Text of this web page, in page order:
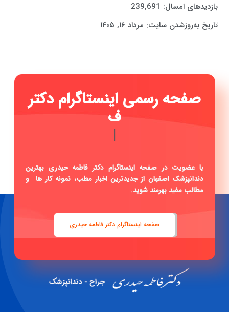
بازدیدهای امسال: 239,691
تاریخ به‌روزشدن سایت: مرداد ۱۶, ۱۴۰۵
|
با عضویت در صفحه اینستاگرام دکتر فاطمه حیدری بهترین
دندانپزشک اصفهان از جدیدترین اخبار مطب، نمونه کار ها و
صفحه اینستاگرام دکتر فاطمه حیدری
دكتر فاطمه حيدری